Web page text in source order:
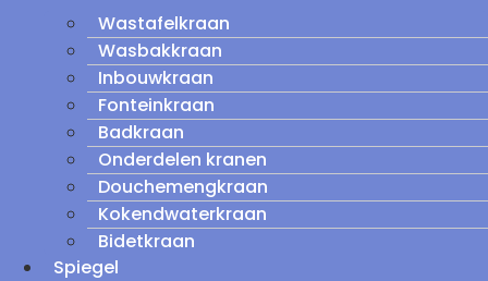
Wastafelkraan
Wasbakkraan
Inbouwkraan
Fonteinkraan
Badkraan
Onderdelen kranen
Douchemengkraan
Kokendwaterkraan
Bidetkraan
Spiegel